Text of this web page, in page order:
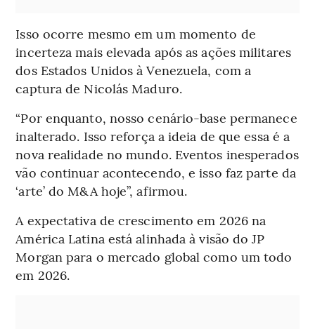
Isso ocorre mesmo em um momento de
incerteza mais elevada após as ações militares
dos Estados Unidos à Venezuela, com a
captura de Nicolás Maduro.
“Por enquanto, nosso cenário-base permanece
inalterado. Isso reforça a ideia de que essa é a
nova realidade no mundo. Eventos inesperados
vão continuar acontecendo, e isso faz parte da
‘arte’ do M&A hoje”, afirmou.
A expectativa de crescimento em 2026 na
América Latina está alinhada à visão do JP
Morgan para o mercado global como um todo
em 2026.